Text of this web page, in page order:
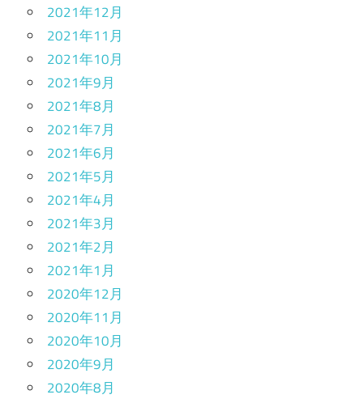
2021年12月
2021年11月
2021年10月
2021年9月
2021年8月
2021年7月
2021年6月
2021年5月
2021年4月
2021年3月
2021年2月
2021年1月
2020年12月
2020年11月
2020年10月
2020年9月
2020年8月